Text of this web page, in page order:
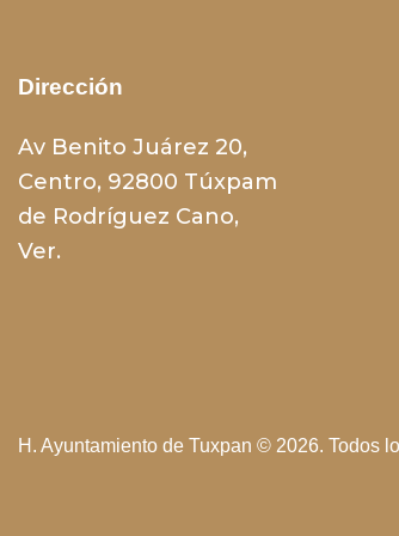
Dirección
Av Benito Juárez 20,
Centro, 92800 Túxpam
de Rodríguez Cano,
Ver.
H. Ayuntamiento de Tuxpan © 2026. Todos